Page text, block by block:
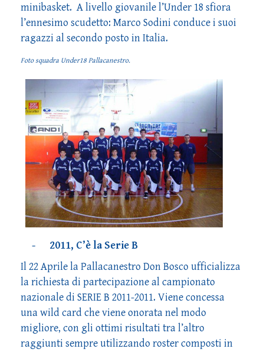
minibasket. A livello giovanile l’Under 18 sfiora
l’ennesimo scudetto: Marco Sodini conduce i suoi
ragazzi al secondo posto in Italia.
Foto squadra Under18 Pallacanestro.
- 2011, C’è la Serie B
Il 22 Aprile la Pallacanestro Don Bosco ufficializza
la richiesta di partecipazione al campionato
nazionale di SERIE B 2011-2011. Viene concessa
una wild card che viene onorata nel modo
migliore, con gli ottimi risultati tra l’altro
raggiunti sempre utilizzando roster composti in